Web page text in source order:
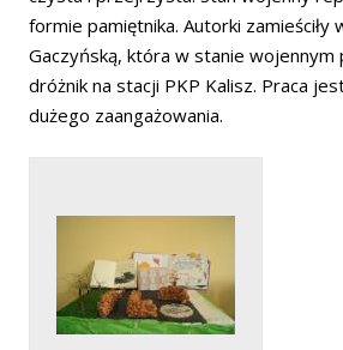
formie pamiętnika. Autorki zamieściły
Gaczyńską, która w stanie wojennym
dróżnik na stacji PKP Kalisz. Praca
dużego zaangażowania.